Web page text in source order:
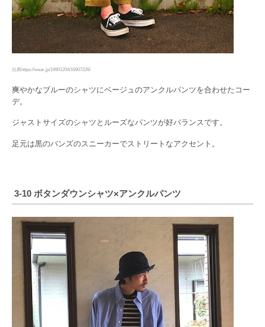
出典https://wear.jp/19901204/16907226/
爽やかなブルーのシャツにベージュのアンクルパンツを合わせたコー
デ。
ジャストサイズのシャツとルーズなパンツが好バランスです。
足元は黒のバンズのスニーカーでストリートなアクセント。
3-10 ボタンダウンシャツ×アンクルパンツ